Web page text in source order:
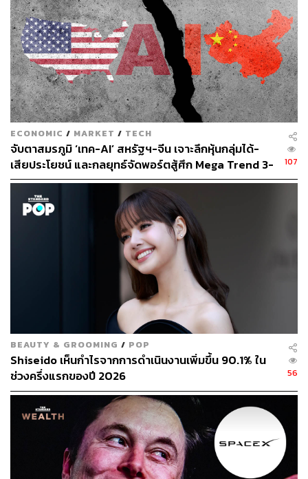
ดังนั้นท่ามกลางสถานการณ์เศรษฐกิจที่ไม่แน่นอน นักลงทุน
จึงเลือกที่จะถือพันธบัตรรัฐบาลสหรัฐฯ เอาไว้ โดยกรณีที่ซื้อ
พันธบัตรมาในช่วงดอกเบี้ยสูง อัตราผลตอบแทนพันธบัตรสูง
(ราคาพันธบัตรต่ำ) แล้วไปขายในช่วงที่ดอกเบี้ยต่ำ อัตราผล
ตอบแทนพันธบัตรต่ำ (ราคาพันธบัตรสูง) เนื่องจากพันธบัตร
เป็นที่ต้องการของตลาดมากขึ้น เพราะนักลงทุนมองภาพ
ลักษณ์ของพันธบัตรรัฐบาลเป็นสินทรัพย์ที่ปลอดภัย และ
ความผันผวนของราคาสินทรัพย์ก็มักจะต่ำกว่าเมื่อเทียบกับ
สินทรัพย์ประเภทอื่น
ขณะที่หุ้นกู้คุณภาพสูง (Investment Grade Bonds: Rating >
BBB-) ก็เป็นอีกตัวเลือกที่ได้รับความสนใจใช้ป้องกันความ
เสี่ยงเศรษฐกิจถดถอย อย่างไรก็ตาม หุ้นกู้คุณภาพสูง มีความ
เสี่ยงด้าน Credit Risk ที่สูงกว่าพันธบัตรรัฐบาล โดยเฉพาะใน
ช่วงเศรษฐกิจถดถอย ซึ่งสภาพเศรษฐกิจและธุรกิจอาจจะ
กระทบกับผู้ออกตราสารทำให้มีความเสี่ยงเรื่องการผิดนัด
ชำระหนี้สูงขึ้น (แต่ถ้าเมื่อเทียบกับหุ้นกู้ในกลุ่มที่ให้ผล
ตอบแทนสูงหรือ High Yield แล้ว กลุ่ม Investment Grade ก็
ถือว่ามีความเสี่ยงด้าน Credit Risk ที่ต่ำกว่า)
ส่วนทองคำก็ได้รับความนิยม เนื่องจากถูกมองเป็นสินทรัพย์ที่
รักษามูลค่าเงินได้ในยามที่ความไม่แน่นอนสูง อย่างไรก็ตาม
เนื่องจากทองคำเป็นสินทรัพย์ที่มีต้นทุนการเก็บรักษา และยัง
มีเรื่องความต้องการตลาด ทั้งกลุ่มอุตสาหกรรม และเครื่อง
ประดับ มาเกี่ยวข้องด้วย นอกเหนือจากความต้องการลงทุน
ฉะนั้น ราคาทองคำจึงยังมีความผันผวนได้สูง
ทั้งนี้ จากการศึกษาของ SCB CIO โดยใช้ข้อมูลในอดีตนับ
ECONOMIC / MARKET / TECH
จับตาสมรภูมิ ‘เทค-AI’ สหรัฐฯ-จีน เจาะลึกหุ้นกลุ่มได้-
เสียประโยชน์ และกลยุทธ์จัดพอร์ตสู้ศึก Mega Trend 3-
5 ปีข้างหน้า
107
BEAUTY & GROOMING / POP
Shiseido เห็นกำไรจากการดำเนินงานเพิ่มขึ้น 90.1% ใน
ช่วงครึ่งแรกของปี 2026
56